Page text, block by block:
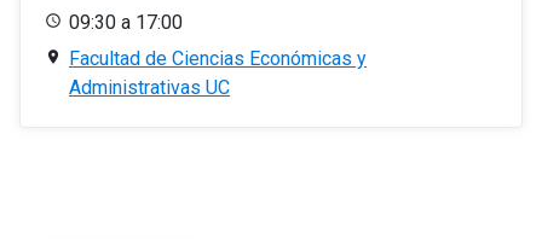
09:30 a 17:00
Facultad de Ciencias Económicas y
Administrativas UC